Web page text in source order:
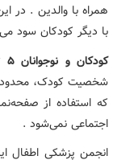
همراه با والدین . در
با دیگر کودکان سود
کودکان و نوجوانان ۵ تا ۱۸ سال:
شخصیت کودک،
که استفاده از
اجتماعی نمی‌شود .
انجمن پزشکی اطفال